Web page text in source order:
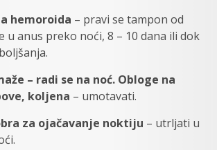
hemoroida – pravi se tampon od
u anus preko noći, 8 – 10 dana ili dok
– radi se na noć. Obloge na
koljena – umotavati.
za ojačavanje noktiju – utrljati u